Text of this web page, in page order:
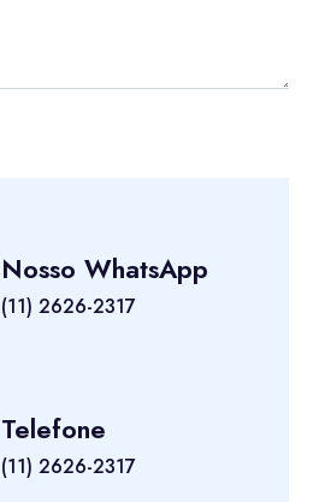
Nosso WhatsApp
(11) 2626-2317
Telefone
(11) 2626-2317